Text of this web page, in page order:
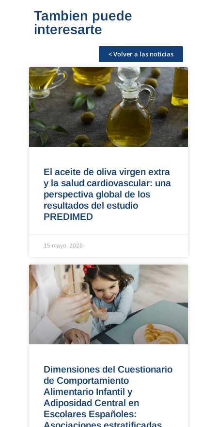
Tambien puede
interesarte
< Volver a las noticias
El aceite de oliva virgen extra
y la salud cardiovascular: una
perspectiva global de los
resultados del estudio
PREDIMED
15 mayo, 2026
Dimensiones del Cuestionario
de Comportamiento
Alimentario Infantil y
Adiposidad Central en
Escolares Españoles: